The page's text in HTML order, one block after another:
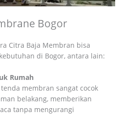
Bogor
Citra Baja Membran bisa
di Bogor, antara lain:
Rumah
membran sangat cocok
belakang, memberikan
tanpa mengurangi